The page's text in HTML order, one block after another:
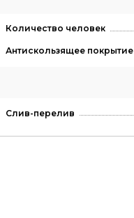
Количество человек
Антискользящее покрытие
Слив-перелив